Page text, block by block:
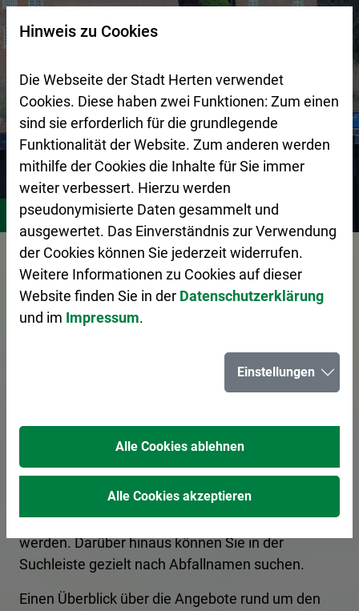
Zur Startseite (Schnelltaste 0)
Zum Seitenanfang springen (Schnelltaste A)
Zur Navigation/Menü springen (Schnelltaste M)
Zur Suche springen (Schnelltaste 8)
Zum Inhalt springen (Schnelltaste I)
Zum Fußbereich springen (Schnelltaste Z)
Stadtgestaltung Zentraler Betriebshof Herten (ZBH)
Vorlesen
Das Abfall-ABC
Hier erhalten Sie Informationen zur korrekten
Entsorgung von Abfällen. Ein Kategoriefilter
sortiert die Begriffe nach Entsorgungsart, und es
kann nach den Anfangsbuchstaben gefiltert
werden. Darüber hinaus können Sie in der
Suchleiste gezielt nach Abfallnamen suchen.
Einen Überblick über die Angebote rund um den
Suchseite mit Schnellsuche
Hinweis zu Cookies
Die Webseite der Stadt Herten verwendet
Cookies. Diese haben zwei Funktionen: Zum einen
sind sie erforderlich für die grundlegende
Funktionalität der Website. Zum anderen werden
mithilfe der Cookies die Inhalte für Sie immer
weiter verbessert. Hierzu werden
pseudonymisierte Daten gesammelt und
ausgewertet. Das Einverständnis zur Verwendung
der Cookies können Sie jederzeit widerrufen.
Weitere Informationen zu Cookies auf dieser
Website finden Sie in der Datenschutzerklärung
und im Impressum.
Einstellungen
Alle Cookies ablehnen
Alle Cookies akzeptieren